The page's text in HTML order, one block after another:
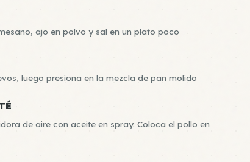
ajo en polvo y sal en un plato poco
luego presiona en la mezcla de pan molido
de aire con aceite en spray. Coloca el pollo en